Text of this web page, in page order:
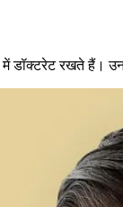
में डॉक्टरेट रखते हैं।